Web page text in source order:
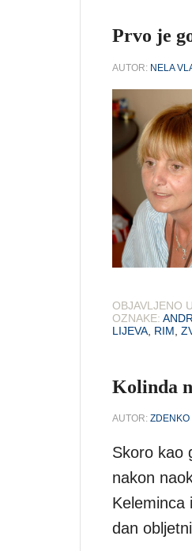
Prvo je
AUTOR: NELA
OBJAVLJENO
OZNAKE:
LIJEVA RIM
Kolinda
AUTOR: ZDENKO
Skoro kao
nakon
Keleminca
dan